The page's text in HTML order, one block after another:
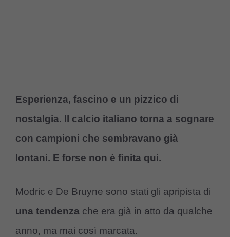
Esperienza, fascino e un pizzico di
nostalgia. Il calcio italiano torna a sognare
con campioni che sembravano già
lontani. E forse non è finita qui.
Modric e De Bruyne sono stati gli apripista di
una tendenza che era già in atto da qualche
anno, ma mai così marcata.